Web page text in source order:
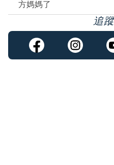
方媽媽了
追